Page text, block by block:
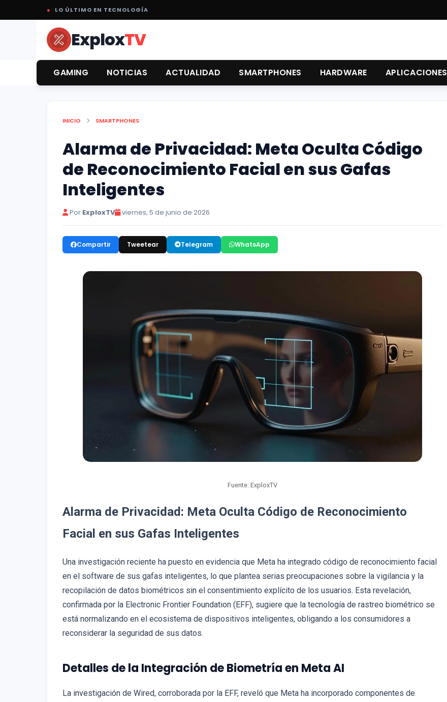
● LO ÚLTIMO EN TECNOLOGÍA
ExploxTV
GAMING NOTICIAS ACTUALIDAD SMARTPHONES HARDWARE APLICACIONES
INICIO SMARTPHONES
Alarma de Privacidad: Meta Oculta Código
de Reconocimiento Facial en sus Gafas
Inteligentes
Por ExploxTV viernes, 5 de junio de 2026
Compartir Tweetear Telegram WhatsApp
Fuente: ExploxTV
Alarma de Privacidad: Meta Oculta Código de Reconocimiento
Facial en sus Gafas Inteligentes
Una investigación reciente ha puesto en evidencia que Meta ha integrado código de reconocimiento facial
en el software de sus gafas inteligentes, lo que plantea serias preocupaciones sobre la vigilancia y la
recopilación de datos biométricos sin el consentimiento explícito de los usuarios. Esta revelación,
confirmada por la Electronic Frontier Foundation (EFF), sugiere que la tecnología de rastreo biométrico se
está normalizando en el ecosistema de dispositivos inteligentes, obligando a los consumidores a
reconsiderar la seguridad de sus datos.
Detalles de la Integración de Biometría en Meta AI
La investigación de Wired, corroborada por la EFF, reveló que Meta ha incorporado componentes de